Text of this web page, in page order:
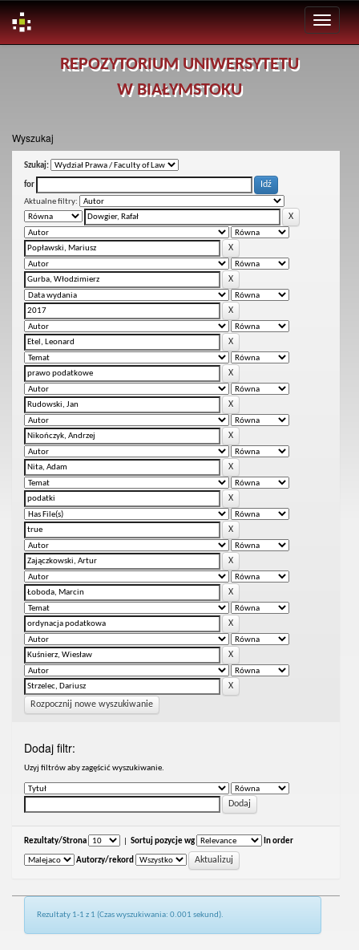
REPOZYTORIUM UNIWERSYTETU
W BIAŁYMSTOKU
Wyszukaj
Szukaj:
for
Aktualne filtry:
Rozpocznij nowe wyszukiwanie
Dodaj filtr:
Uzyj filtrów aby zagęścić wyszukiwanie.
Rezultaty/Strona Sortuj pozycje wg In order
Autorzy/rekord
Rezultaty 1-1 z 1 (Czas wyszukiwania: 0.001 sekund).